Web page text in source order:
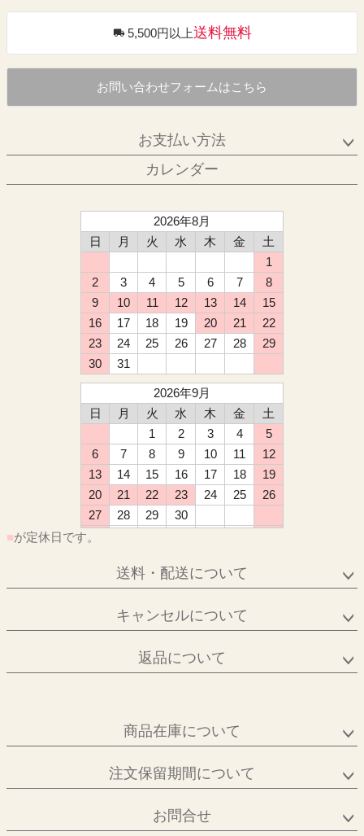
5,500円以上送料無料
お問い合わせフォームはこちら
お支払い方法
カレンダー
2026年8月
日
月 火 水 木 金
土
1
2
3 4 5 6 7
8
9
10 11 12 13 14
15
16
17 18 19 20 21
22
23
24 25 26 27 28
29
30
31
2026年9月
日
月 火 水 木 金
土
1
2 3 4
5
6
7 8 9 10 11
12
13
14 15 16 17 18
19
20
21 22 23 24 25
26
27
28 29
30
■が定休日です。
送料・配送について
キャンセルについて
返品について
商品在庫について
注文保留期間について
お問合せ